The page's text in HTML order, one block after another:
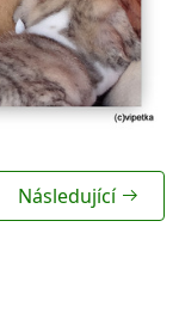
Následující